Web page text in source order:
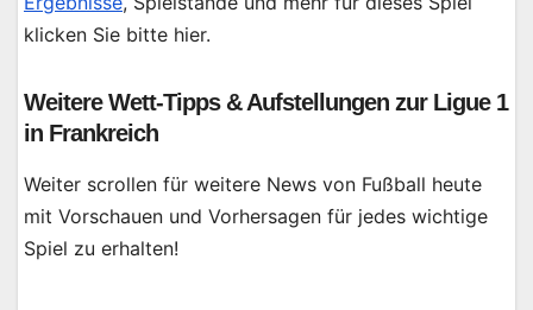
klicken Sie bitte hier.
Weitere Wett-Tipps & Aufstellungen zur Ligue 1
in Frankreich
Weiter scrollen für weitere News von Fußball heute
mit Vorschauen und Vorhersagen für jedes wichtige
Spiel zu erhalten!